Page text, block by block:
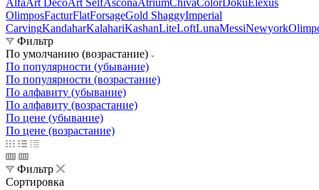
OlimposFacturFlatForsageGold ShaggyImperial
CarvingKandaharKalahariKashanLiteLoftLunaMessiNewyork
Фильтр
По умолчанию (возрастание)
По популярности (убывание)
По популярности (возрастание)
По алфавиту (убывание)
По алфавиту (возрастание)
По цене (убывание)
По цене (возрастание)
Фильтр
Сортировка